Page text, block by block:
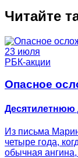
Читайте
23 июля
РБК-акции
Опасное
Десятилетнюю
Из письма
четыре года,
обычная